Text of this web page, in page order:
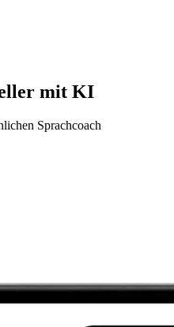
mit KI
Sprachcoach